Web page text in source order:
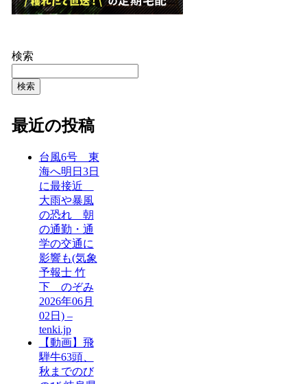
検索
検索
最近の投稿
台風6号 東
海へ明日3日
に最接近
大雨や暴風
の恐れ 朝
の通勤・通
学の交通に
影響も(気象
予報士 竹
下 のぞみ
2026年06月
02日) –
tenki.jp
【動画】飛
騨牛63頭、
秋までのび